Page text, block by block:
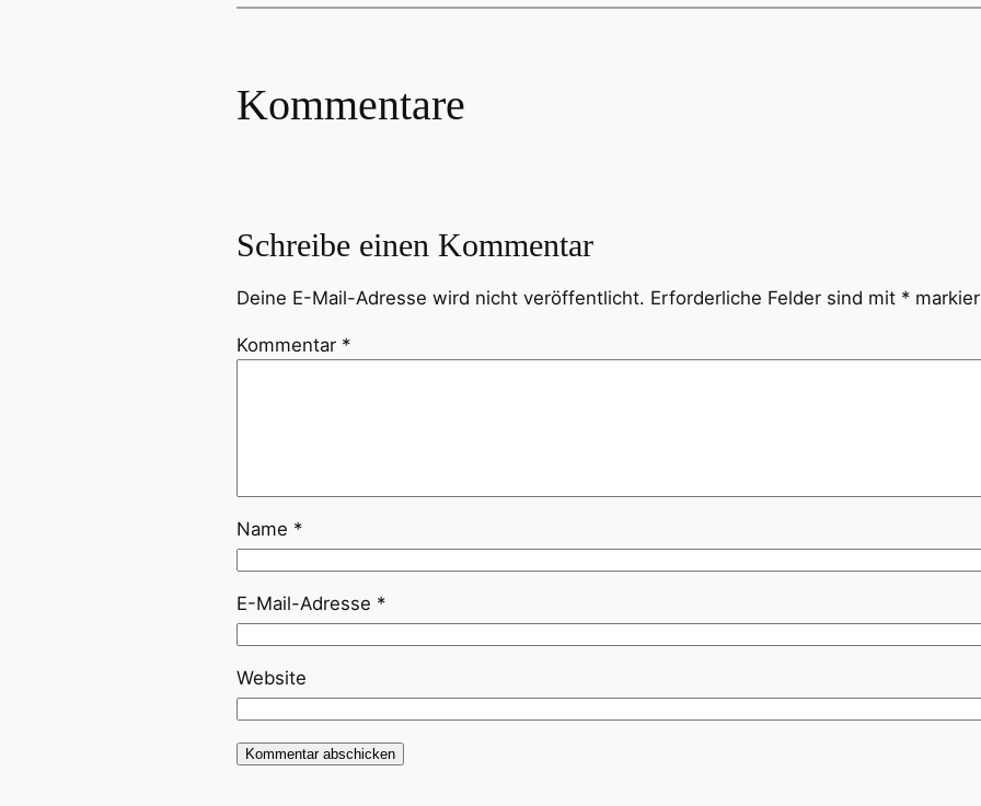
Kommentare
Schreibe einen Kommentar
Deine E-Mail-Adresse wird nicht veröffentlicht. Erforderliche Felder sind mit *
Kommentar *
Name *
E-Mail-Adresse *
Website